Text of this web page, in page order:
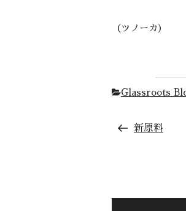
（ツノーカ）
Glassroots
新原料